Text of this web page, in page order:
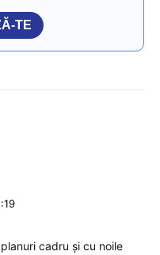
TE
cadru și cu noile